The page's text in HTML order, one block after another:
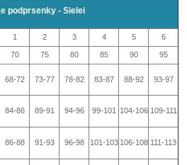
podprsenky - Sielei
1 2 3 4 5 6
70 75 80 85 90 95
68-72 73-77 78-82 83-87 88-92 93-97
84-86 89-91 94-96 99-101 104-106 109-111
86-88 91-93 96-98 101-103 106-108 111-113